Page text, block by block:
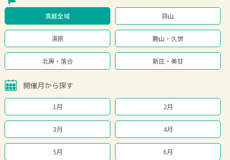
真庭全域 蒜山
湯原 勝山・久世
北房・落合 新庄・美甘
開催月から探す
1月 2月
3月 4月
5月 6月